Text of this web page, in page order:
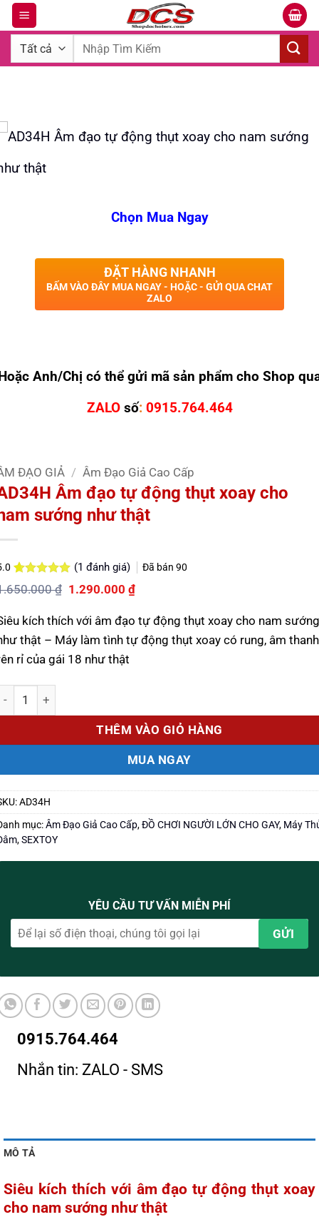
Bỏ
qua
dung
Tìm
Chọn Mua Ngay
ĐẶT HÀNG NHANH
BẤM VÀO ĐÂY MUA NGAY - HOẶC - GỬI QUA CHAT
ZALO
Anh/Chị có thể gửi mã sản phẩm cho Shop
ZALO số: 0915.764.464
ĐẠO GIẢ / Âm Đạo Giả Cao Cấp
Âm đạo tự động thụt xoay cho
sướng như thật
5.0 trên 5
dựa trên
1
(1 đánh giá) Đã bán 90
₫ Giá
là:
1.650.000 ₫.
1.290.000₫Giá
là:
1.290.000 ₫.
kích thích với âm đạo tự động thụt xoay cho nam sướng
thật – Máy làm tình tự động thụt xoay có rung, âm thanh
rỉ của gái 18 như thật
lượng
THÊM VÀO GIỎ HÀNG
MUA NGAY
AD34H
mục:Âm Đạo Giả Cao Cấp,ĐỒ CHƠI NGƯỜI LỚN CHO GAY, Máy
,SEXTOY
YÊU CẦU TƯ VẤN MIỄN PHÍ
0915.764.464
Nhắn tin: ZALO - SMS
MÔ TẢ
Siêu kích thích với âm đạo tự động thụt xoay
cho nam sướng như thật